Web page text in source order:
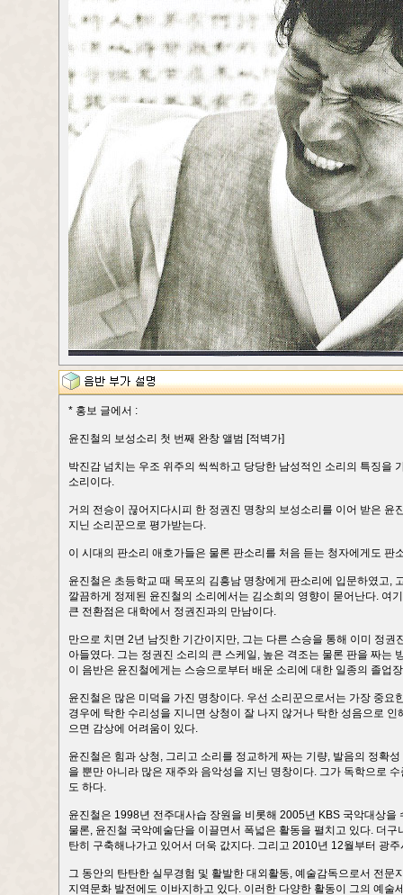
* 홍보 글에서 :
윤진철의 보성소리 첫 번째 완창 앨범 [적벽가]
박진감 넘치는 우조 위주의 씩씩하고 당당한 남성적인 소리의 특징을
소리이다.
거의 전승이 끊어지다시피 한 정권진 명창의 보성소리를 이어 받은
지닌 소리꾼으로 평가받는다.
이 시대의 판소리 애호가들은 물론 판소리를 처음 듣는 청자에게도 판
윤진철은 초등학교 때 목포의 김흥남 명창에게 판소리에 입문하였고,
깔끔하게 정제된 윤진철의 소리에서는 김소희의 영향이 묻어난다. 여
큰 전환점은 대학에서 정권진과의 만남이다.
만으로 치면 2년 남짓한 기간이지만, 그는 다른 스승을 통해 이미 정
아들였다. 그는 정권진 소리의 큰 스케일, 높은 격조는 물론 판을 짜는
이 음반은 윤진철에게는 스승으로부터 배운 소리에 대한 일종의 졸업
윤진철은 많은 미덕을 가진 명창이다. 우선 소리꾼으로서는 가장 중
경우에 탁한 수리성을 지니면 상청이 잘 나지 않거나 탁한 성음으로
으면 감상에 어려움이 있다.
윤진철은 힘과 상청, 그리고 소리를 정교하게 짜는 기량, 발음의 정확
을 뿐만 아니라 많은 재주와 음악성을 지닌 명창이다. 그가 독학으로
도 하다.
윤진철은 1998년 전주대사습 장원을 비롯해 2005년 KBS 국악대상
물론, 윤진철 국악예술단을 이끌면서 폭넓은 활동을 펼치고 있다. 더
탄히 구축해나가고 있어서 더욱 값지다. 그리고 2010년 12월부터 광
그 동안의 탄탄한 실무경험 및 활발한 대외활동, 예술감독으로서 전
지역문화 발전에도 이바지하고 있다. 이러한 다양한 활동이 그의 예술